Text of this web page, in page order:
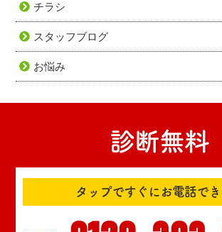
チラシ
スタッフブログ
お悩み
診断無料
タップですぐにお電話で